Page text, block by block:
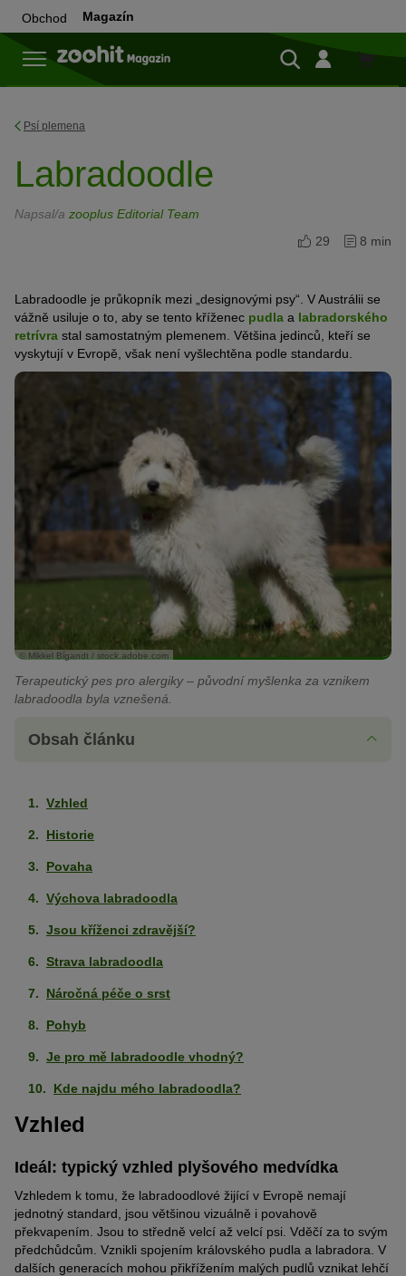
Obchod Magazín
Do
Psí plemena
Labradoodle
Napsal/a zooplus Editorial Team
29
8 min
Labradoodle je průkopník mezi „designovými psy“. V Austrálii se
vážně usiluje o to, aby se tento kříženec pudla a labradorského
retrívra stal samostatným plemenem. Většina jedinců, kteří se
vyskytují v Evropě, však není vyšlechtěna podle standardu.
© Mikkel Bigandt / stock.adobe.com
Terapeutický pes pro alergiky – původní myšlenka za vznikem
labradoodla byla vznešená.
Obsah článku
Vzhled
Historie
Povaha
Výchova labradoodla
Jsou kříženci zdravější?
Strava labradoodla
Náročná péče o srst
Pohyb
Je pro mě labradoodle vhodný?
Kde najdu mého labradoodla?
Vzhled
Ideál: typický vzhled plyšového medvídka
Vzhledem k tomu, že labradoodlové žijící v Evropě nemají
jednotný standard, jsou většinou vizuálně i povahově
překvapením. Jsou to středně velcí až velcí psi. Vděčí za to svým
předchůdcům. Vznikli spojením královského pudla a labradora. V
dalších generacích mohou přikřížením malých pudlů vznikat lehčí